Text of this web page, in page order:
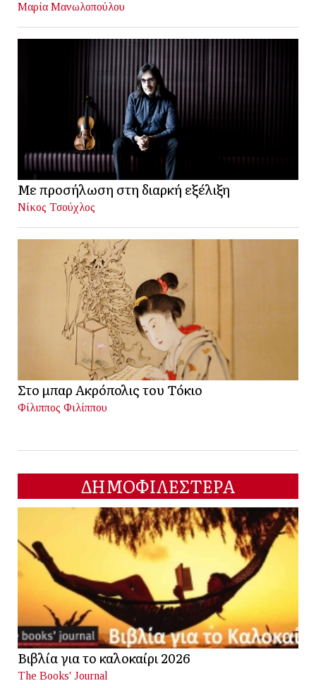
Μαρία Μανωλοπούλου
Με προσήλωση στη διαρκή εξέλιξη
Νίκος Τσούχλος
Στο μπαρ Ακρόπολις του Τόκιο
Φίλιππος Φιλίππου
ΔΗΜΟΦΙΛΕΣΤΕΡΑ
Βιβλία για το καλοκαίρι 2026
The Books' Journal